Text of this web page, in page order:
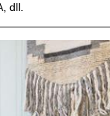
dll.